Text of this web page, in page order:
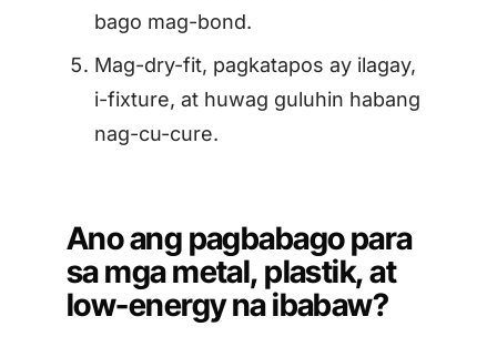
bago mag-bond.
Mag-dry-fit, pagkatapos ay ilagay,
i-fixture, at huwag guluhin habang
nag-cu-cure.
Ano ang pagbabago para
sa mga metal, plastik, at
low-energy na ibabaw?